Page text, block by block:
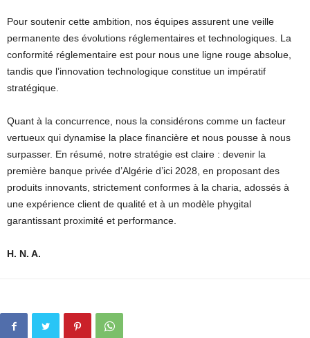
Pour soutenir cette ambition, nos équipes assurent une veille
permanente des évolutions réglementaires et technologiques. La
conformité réglementaire est pour nous une ligne rouge absolue,
tandis que l’innovation technologique constitue un impératif
stratégique.
Quant à la concurrence, nous la considérons comme un facteur
vertueux qui dynamise la place financière et nous pousse à nous
surpasser. En résumé, notre stratégie est claire : devenir la
première banque privée d’Algérie d’ici 2028, en proposant des
produits innovants, strictement conformes à la charia, adossés à
une expérience client de qualité et à un modèle phygital
garantissant proximité et performance.
H. N. A.